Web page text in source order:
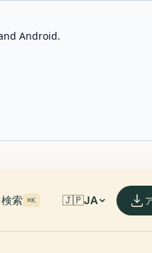
Android.
索 ⌘K 🇯🇵JA